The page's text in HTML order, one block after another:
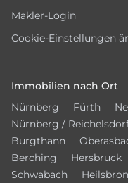
Makler-Login
Cookie-Einstellungen
Immobilien nach Ort
Nürnberg
Fürth
Nürnberg /
Burgthann
Berching
Hersbruck
Schwabach